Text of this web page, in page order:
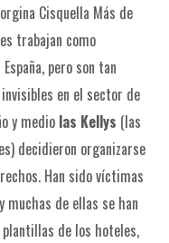
Cisquella Más de
trabajan como
pero son tan
en el sector de
y medio las Kellys (las
decidieron organizarse
Han sido víctimas
muchas de ellas se han
de los hoteles,